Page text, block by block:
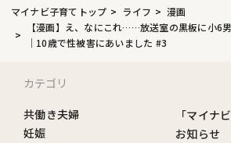
マイナビ子育てトップ ライフ
漫画
【漫画】え、なにこれ……放送室の黒板に小6
｜10歳で性被害にあいました #3
カテゴリ
共働き夫婦
妊娠
「マイナ
お知らせ